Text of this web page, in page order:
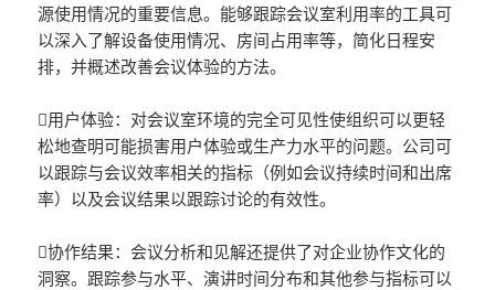
源使用情况的重要信息。能够跟踪会议室利用率的工具可
以深入了解设备使用情况、房间占用率等，简化日程安
排，并概述改善会议体验的方法。
用户体验：对会议室环境的完全可见性使组织可以更轻
松地查明可能损害用户体验或生产力水平的问题。公司可
以跟踪与会议效率相关的指标（例如会议持续时间和出席
率）以及会议结果以跟踪讨论的有效性。
协作结果：会议分析和见解还提供了对企业协作文化的
洞察。跟踪参与水平、演讲时间分布和其他参与指标可以